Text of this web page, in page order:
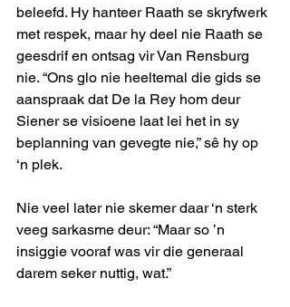
beleefd. Hy hanteer Raath se skryfwerk
met respek, maar hy deel nie Raath se
geesdrif en ontsag vir Van Rensburg
nie. “Ons glo nie heeltemal die gids se
aanspraak dat De la Rey hom deur
Siener se visioene laat lei het in sy
beplanning van gevegte nie,” sê hy op
‘n plek.
Nie veel later nie skemer daar ‘n sterk
veeg sarkasme deur: “Maar so ’n
insiggie vooraf was vir die generaal
darem seker nuttig, wat.”